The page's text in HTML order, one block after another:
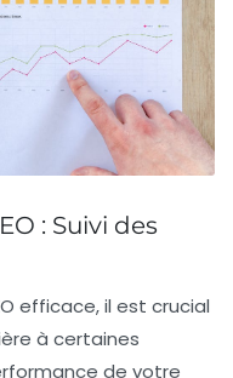
: Suivi des
efficace, il est crucial
à certaines
de votre